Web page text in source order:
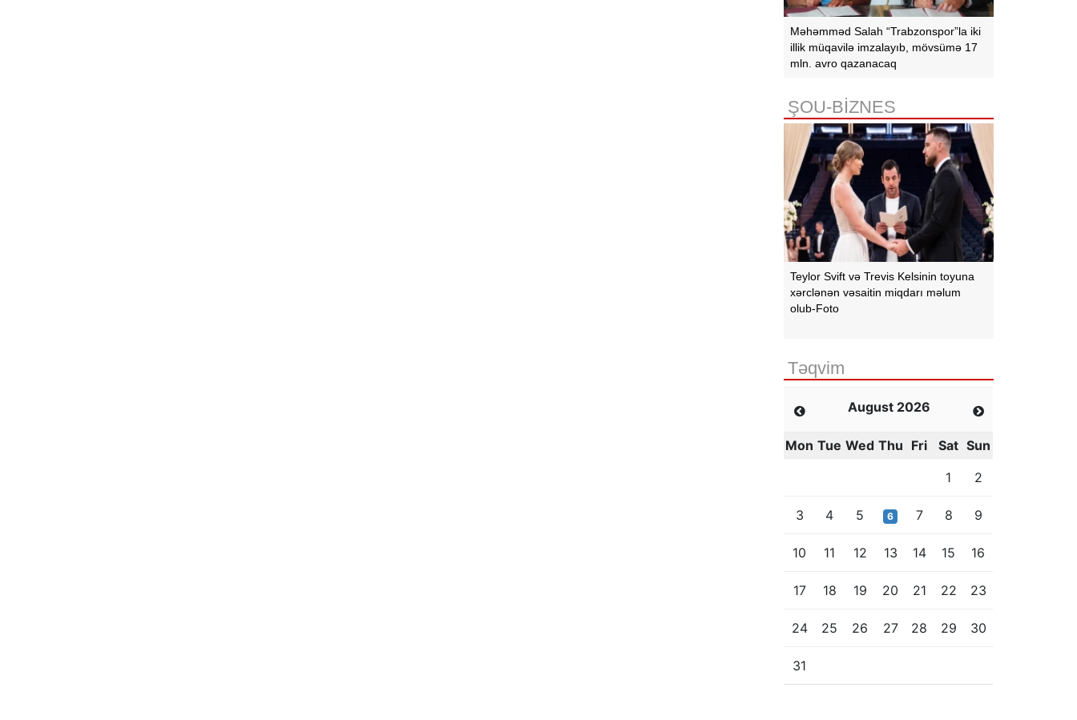
Məhəmməd Salah “Trabzonspor”la iki
illik müqavilə imzalayıb, mövsümə 17
mln. avro qazanacaq
ŞOU-BİZNES
Teylor Svift və Trevis Kelsinin toyuna
xərclənən vəsaitin miqdarı məlum
olub-Foto
Təqvim
August 2026
Mon Tue Wed Thu Fri Sat Sun
1
2
3 4 5 6 7 8 9
10 11 12 13 14 15 16
17 18 19 20 21 22 23
24 25 26 27 28 29 30
31